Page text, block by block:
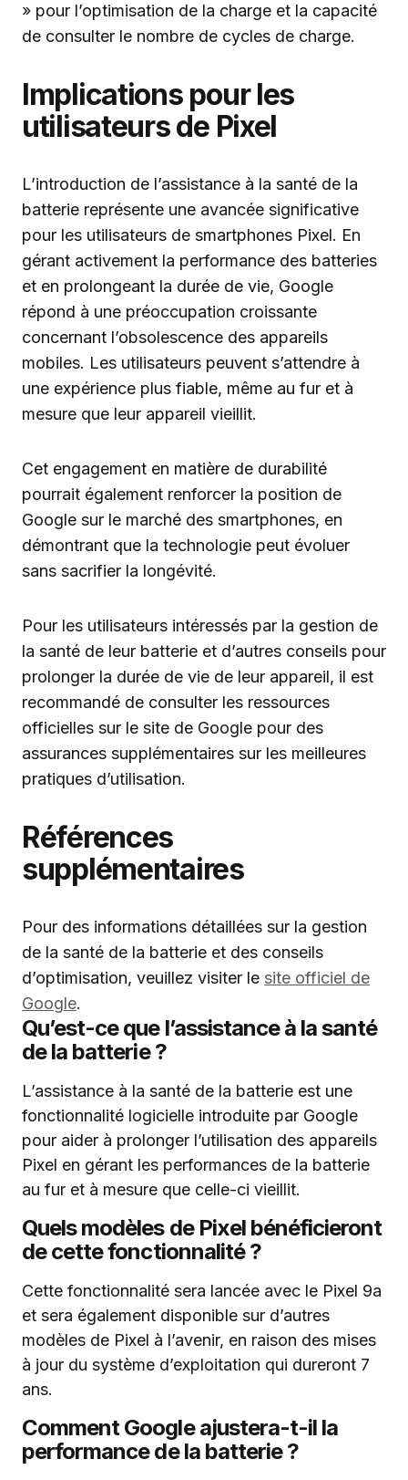
» pour l’optimisation de la charge et la capacité
de consulter le nombre de cycles de charge.
Implications pour les
utilisateurs de Pixel
L’introduction de l’assistance à la santé de la
batterie représente une avancée significative
pour les utilisateurs de smartphones Pixel. En
gérant activement la performance des batteries
et en prolongeant la durée de vie, Google
répond à une préoccupation croissante
concernant l’obsolescence des appareils
mobiles. Les utilisateurs peuvent s’attendre à
une expérience plus fiable, même au fur et à
mesure que leur appareil vieillit.
Cet engagement en matière de durabilité
pourrait également renforcer la position de
Google sur le marché des smartphones, en
démontrant que la technologie peut évoluer
sans sacrifier la longévité.
Pour les utilisateurs intéressés par la gestion de
la santé de leur batterie et d’autres conseils pour
prolonger la durée de vie de leur appareil, il est
recommandé de consulter les ressources
officielles sur le site de Google pour des
assurances supplémentaires sur les meilleures
pratiques d’utilisation.
Références
supplémentaires
Pour des informations détaillées sur la gestion
de la santé de la batterie et des conseils
d’optimisation, veuillez visiter le site officiel de
Google.
Qu’est-ce que l’assistance à la santé
de la batterie ?
L’assistance à la santé de la batterie est une
fonctionnalité logicielle introduite par Google
pour aider à prolonger l’utilisation des appareils
Pixel en gérant les performances de la batterie
au fur et à mesure que celle-ci vieillit.
Quels modèles de Pixel bénéficieront
de cette fonctionnalité ?
Cette fonctionnalité sera lancée avec le Pixel 9a
et sera également disponible sur d’autres
modèles de Pixel à l’avenir, en raison des mises
à jour du système d’exploitation qui dureront 7
ans.
Comment Google ajustera-t-il la
performance de la batterie ?